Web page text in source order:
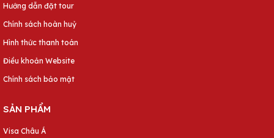
Hướng dẫn đặt tour
Chính sách hoàn huỷ
Hình thức thanh toán
Điều khoản Website
Chính sách bảo mật
SẢN PHẨM
Visa Châu Á